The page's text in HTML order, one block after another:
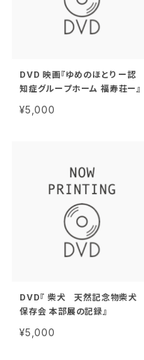
DVD 映画『ゆめのほとり ー認
知症グループホー ム 福寿荘ー』
¥5,000
DVD『 柴犬 天然記念物柴犬
保存会 本部展の記録』
¥5,000